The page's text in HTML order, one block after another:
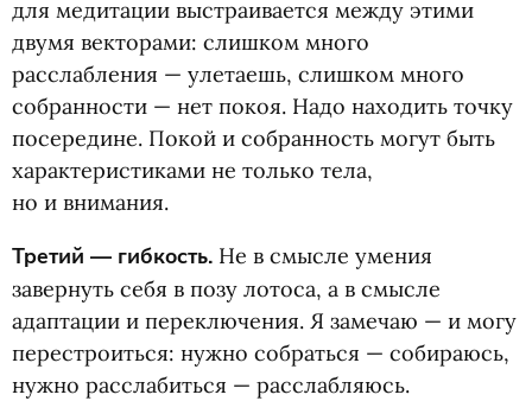
для медитации выстраивается между этими
двумя векторами: слишком много
расслабления — улетаешь, слишком много
собранности — нет покоя. Надо находить точку
посередине. Покой и собранность могут быть
характеристиками не только тела,
но и внимания.
Третий — гибкость. Не в смысле умения
завернуть себя в позу лотоса, а в смысле
адаптации и переключения. Я замечаю — и могу
перестроиться: нужно собраться — собираюсь,
нужно расслабиться — расслабляюсь.